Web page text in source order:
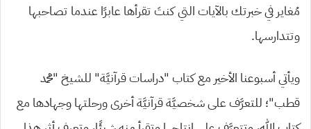
مُغاير في خبرتك بالآيات التي كنتَ تقرأها عابرًا عندما تصاحبها
وتتدارسها.
ويأتي أسبوعنا الأخير مع كتاب “دراسات قرآنيَّة” للشيخ “محمد
قطب”؛ للتعرَّف على شخصيَّة قرآنيَّة أخرى ورحلتها وجهادها مع